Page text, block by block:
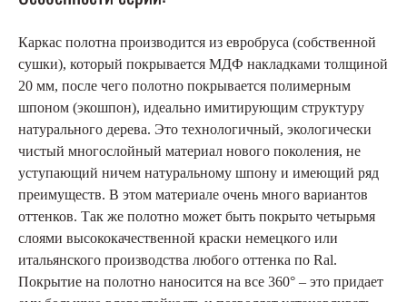
Каркас полотна производится из евробруса (собственной
сушки), который покрывается МДФ накладками толщиной
20 мм, после чего полотно покрывается полимерным
шпоном (экошпон), идеально имитирующим структуру
натурального дерева. Это технологичный, экологически
чистый многослойный материал нового поколения, не
уступающий ничем натуральному шпону и имеющий ряд
преимуществ. В этом материале очень много вариантов
оттенков. Так же полотно может быть покрыто четырьмя
слоями высококачественной краски немецкого или
итальянского производства любого оттенка по Ral.
Покрытие на полотно наносится на все 360° – это придает